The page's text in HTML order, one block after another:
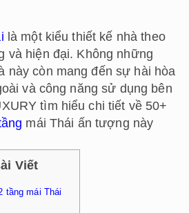
là một kiểu thiết kế nhà theo
và hiện đại. Không những
này còn mang đến sự hài hòa
và công năng sử dụng bên
tìm hiểu chi tiết về 50+
mái Thái ấn tượng này
Viết
tầng mái Thái